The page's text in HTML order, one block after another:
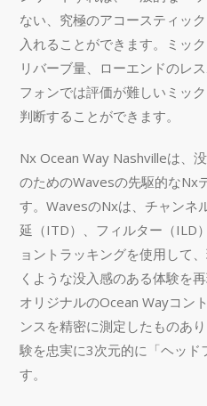
ない、究極のアコースティッ
入れることができます。ミッ
リバーブ量、ローエンドのレ
フォンでは評価が難しいミッ
判断することができます。
Nx Ocean Way Nashvilleは、
のためのWavesの先駆的なNx
す。WavesのNxは、チャンネ
延（ITD）、フィルター（ILD
ョントラッキングを使用して
くような没入感のある体験を
オリジナルのOcean Wayコン
ンスを精密に測定したものあ
験を忠実に3次元的に「ヘッド
す。